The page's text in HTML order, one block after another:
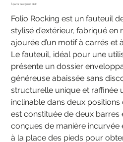
Prix 230.00 CHF
Folio Rocking est un fauteuil
stylisé d’extérieur, fabriqué en
ajourée d’un motif à carrés et
Le fauteuil, idéal pour une
présente un dossier
généreuse abaissée sans
structurelle unique et raffinée
inclinable dans deux positions
est constituée de deux
conçues de manière incurvée
à la place des pieds pour